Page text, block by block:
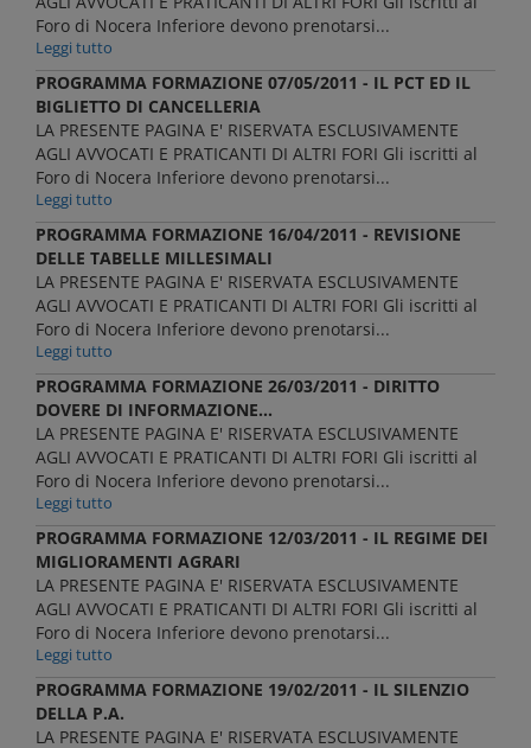
Foro di Nocera Inferiore devono prenotarsi...
Leggi tutto
PROGRAMMA FORMAZIONE 07/05/2011 - IL PCT ED IL
BIGLIETTO DI CANCELLERIA
LA PRESENTE PAGINA E' RISERVATA ESCLUSIVAMENTE
AGLI AVVOCATI E PRATICANTI DI ALTRI FORI Gli iscritti al
Foro di Nocera Inferiore devono prenotarsi...
Leggi tutto
PROGRAMMA FORMAZIONE 16/04/2011 - REVISIONE
DELLE TABELLE MILLESIMALI
LA PRESENTE PAGINA E' RISERVATA ESCLUSIVAMENTE
AGLI AVVOCATI E PRATICANTI DI ALTRI FORI Gli iscritti al
Foro di Nocera Inferiore devono prenotarsi...
Leggi tutto
PROGRAMMA FORMAZIONE 26/03/2011 - DIRITTO
DOVERE DI INFORMAZIONE...
LA PRESENTE PAGINA E' RISERVATA ESCLUSIVAMENTE
AGLI AVVOCATI E PRATICANTI DI ALTRI FORI Gli iscritti al
Foro di Nocera Inferiore devono prenotarsi...
Leggi tutto
PROGRAMMA FORMAZIONE 12/03/2011 - IL REGIME DEI
MIGLIORAMENTI AGRARI
LA PRESENTE PAGINA E' RISERVATA ESCLUSIVAMENTE
AGLI AVVOCATI E PRATICANTI DI ALTRI FORI Gli iscritti al
Foro di Nocera Inferiore devono prenotarsi...
Leggi tutto
PROGRAMMA FORMAZIONE 19/02/2011 - IL SILENZIO
DELLA P.A.
LA PRESENTE PAGINA E' RISERVATA ESCLUSIVAMENTE